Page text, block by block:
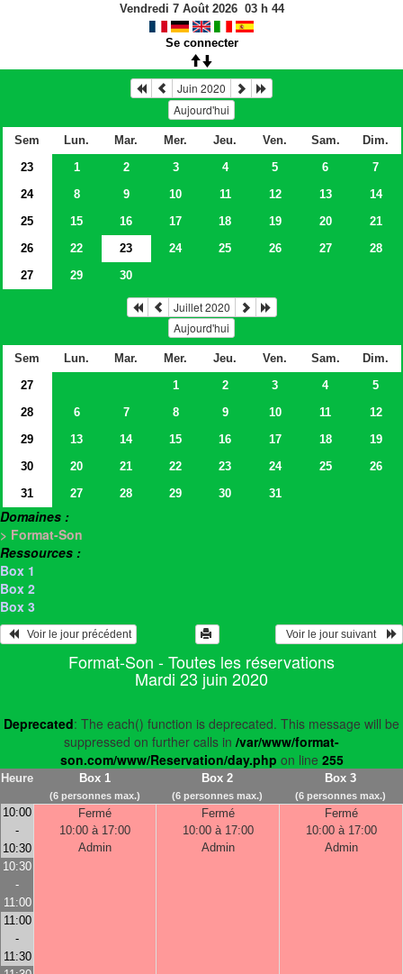
Vendredi 7 Août 2026 03h 44
Se connecter
Juin 2020
Aujourd'hui
Sem Lun. Mar. Mer. Jeu. Ven. Sam.
Dim.
23
1 2 3 4 5 6
7
24
8 9 10 11 12 13
14
25
15 16 17 18 19 20
21
26
22 23 24 25 26 27
28
27
29 30
Juillet 2020
Aujourd'hui
Sem Lun. Mar. Mer. Jeu. Ven. Sam.
Dim.
27
1 2 3 4
5
28
6 7 8 9 10 11
12
29
13 14 15 16 17 18
19
30
20 21 22 23 24 25
26
31
27 28 29 30 31
Domaines :
> Format-Son
Ressources :
Box 1
Box 2
Box 3
   Voir le jour précédent
  Voir le jour suivant
Format-Son - Toutes les réservations
Mardi 23 juin 2020
Deprecated: The each() function is deprecated. This message will be
suppressed on further calls in /var/www/format-
son.com/www/Reservation/day.php on line 255
Heure Box 1
(6 personnes max.)
Box 2
(6 personnes max.)
Box 3
(6 personnes max.)
10:00
-
10:30
Fermé
10:00 à 17:00
Admin
Fermé
10:00 à 17:00
Admin
Fermé
10:00 à 17:00
Admin
10:30
-
11:00
11:00
-
11:30